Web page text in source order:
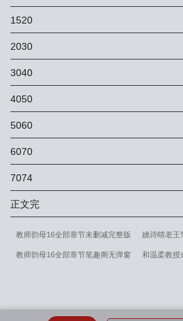
1520
2030
3040
4050
5060
6070
7074
正文完
教师韵母16全部章节未删减完整版 姚诗晴老王
教师韵母16全部章节笔趣阁无弹窗 和温柔教授
姚诗晴老王结局番外 女儿舍友